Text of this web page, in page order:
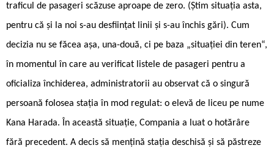
traficul de pasageri scăzuse aproape de zero. (Știm situația asta,
pentru că și la noi s-au desființat linii și s-au închis gări). Cum
decizia nu se făcea așa, una-două, ci pe baza „situației din teren“,
în momentul în care au verificat listele de pasageri pentru a
oficializa închiderea, administratorii au observat că o singură
persoană folosea stația în mod regulat: o elevă de liceu pe nume
Kana Harada. În această situație, Compania a luat o hotărâre
fără precedent. A decis să mențină stația deschisă și să păstreze